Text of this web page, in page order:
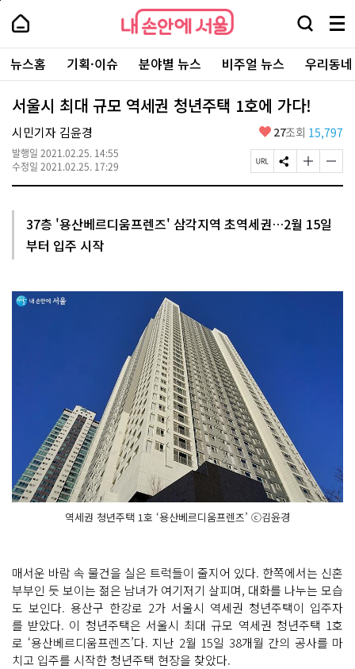
본
로
가
내
손
안
에
서
울
-
서
울
시
대
표
소
포
내
손
에
울
검
창
열
기
메
뉴
전
체
보
주
요
서
뉴스홈 기획·이슈 분야별 뉴스 비주얼 뉴스 우리동
서울시 최대 규모 역세권 청년주택 1호에 가다!
시민기자 김윤경
발행일 2021.02.25. 14:55
수정일 2021.02.25. 17:29
좋
요
27조회 15,797
페
이
R
L
S
N
유
하
글
자
크
게
기
글
자
게
기
37층 '용산베르디움프렌즈' 삼각지역 초역세권…2월 15일
부터 입주 시작
역세권 청년주택 1호 ‘용산베르디움프렌즈’ ⓒ김윤경
매서운 바람 속 물건을 실은 트럭들이 줄지어 있다. 한쪽에서는 신혼
부부인 듯 보이는 젊은 남녀가 여기저기 살피며, 대화를 나누는 모습
도 보인다. 용산구 한강로 2가 서울시 역세권 청년주택이 입주자
를 받았다. 이 청년주택은 서울시 최대 규모 역세권 청년주택 1호
로 ‘용산베르디움프렌즈’다. 지난 2월 15일 38개월 간의 공사를 마
치고 입주를 시작한 청년주택 현장을 찾았다.
페
상
단
로